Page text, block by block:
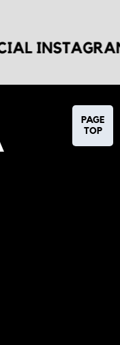
PAGE
TOP